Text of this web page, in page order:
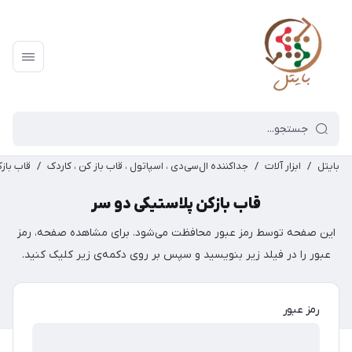
بایتل / ابزار آلات / جداکننده ال‌سی‌دی ، اسپاتول ، قاب باز کن ، کاردک / قاب
قاب بازکن پلاستیکی دو سر
این صفحه توسط رمز عبور محافظت می‌شود. برای مشاهده صفحه، رمز
عبور را در فیلد زیر بنویسید و سپس بر روی دکمه‌ی زیر کلیک کنید.
رمز عبور